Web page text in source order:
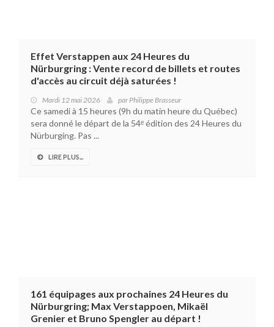
Effet Verstappen aux 24 Heures du
Nürburgring : Vente record de billets et routes
d'accès au circuit déjà saturées !
Mardi 12 mai 2026 parPhilippe Brasseur
Ce samedi à 15 heures (9h du matin heure du Québec)
sera donné le départ de la 54ᵉ édition des 24 Heures du
Nürburging. Pas ...
LIRE PLUS...
161 équipages aux prochaines 24 Heures du
Nürburgring; Max Verstappoen, Mikaël
Grenier et Bruno Spengler au départ !